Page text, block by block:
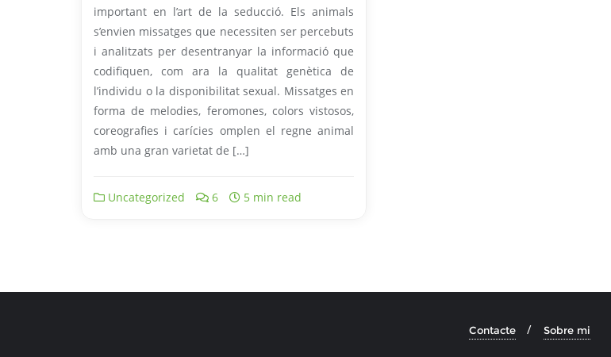
important en l’art de la seducció. Els animals
s’envien missatges que necessiten ser percebuts
i analitzats per desentranyar la informació que
codifiquen, com ara la qualitat genètica de
l’individu o la disponibilitat sexual. Missatges en
forma de melodies, feromones, colors vistosos,
coreografies i carícies omplen el regne animal
amb una gran varietat de […]
Uncategorized 6 5 min read
Contacte Sobre mi